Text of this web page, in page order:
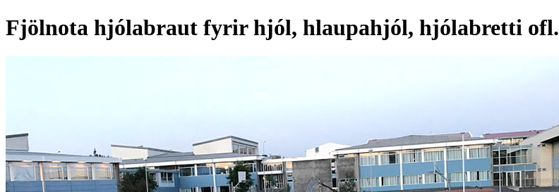
Fjölnota hjólabraut fyrir hjól, hlaupahjól, hjólabretti ofl.